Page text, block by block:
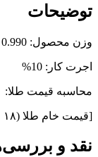
توضیحات
وزن محصول: 0.990
اجرت کار: 10%
محاسبه قیمت طلا:
[قیمت خام طلا (۱۸ عیار) + اجرت کار + ۷٪ سود + ۲/۵ ٪ مالیات]
نقد و